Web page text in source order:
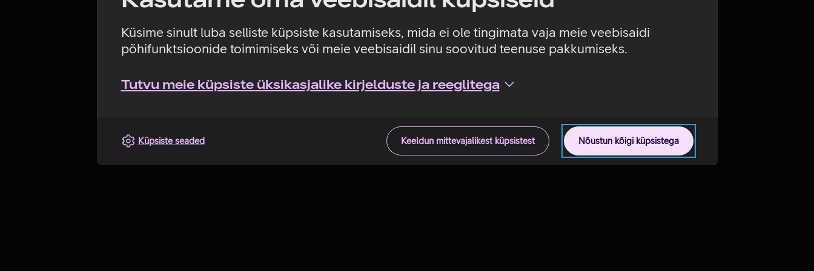
Küsime sinult luba selliste küpsiste kasutamiseks, mida ei ole tingimata vaja meie veebisaidi
põhifunktsioonide toimimiseks või meie veebisaidil sinu soovitud teenuse pakkumiseks.
Tutvu meie küpsiste üksikasjalike kirjelduste ja reeglitega
Nõustun kõigi küpsistega
Keeldun mittevajalikest küpsistest
Küpsiste seaded